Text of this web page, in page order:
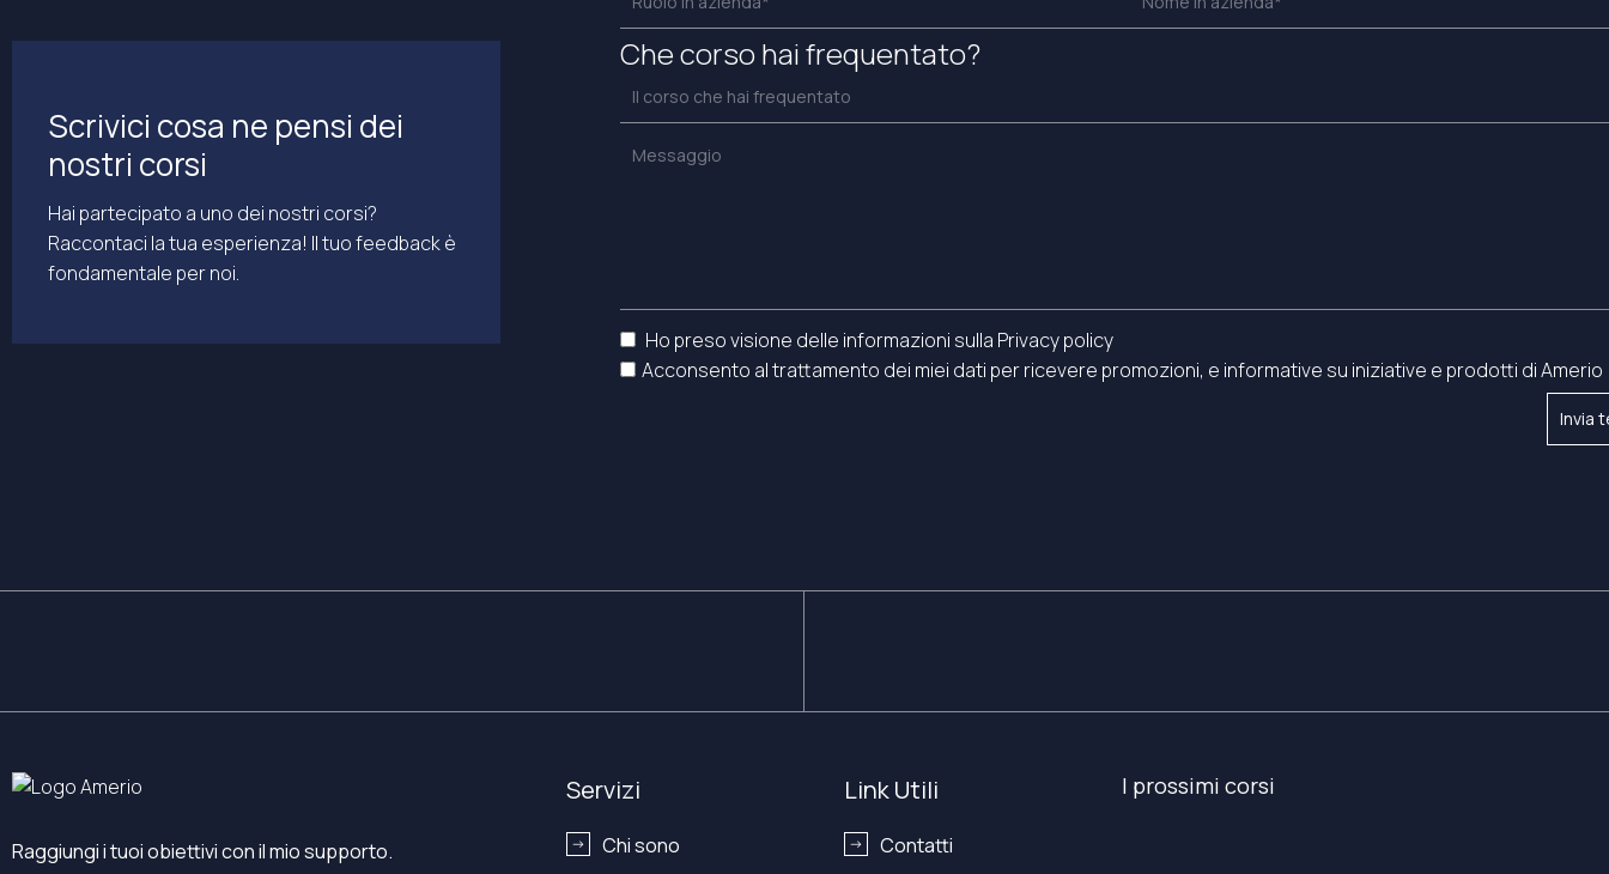
Scrivici cosa ne pensi dei
nostri corsi
Hai partecipato a uno dei nostri corsi?
Raccontaci la tua esperienza! Il tuo feedback è
fondamentale per noi.
Che corso hai frequentato?
Ho preso visione delle informazioni sulla Privacy policy
Acconsento al trattamento dei miei dati per ricevere promozioni, e informative su iniziative e prodotti di Amerio
Raggiungi i tuoi obiettivi con il mio supporto.
Servizi
Chi sono
Link Utili
Contatti
I prossimi corsi